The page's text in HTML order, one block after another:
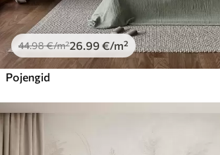
44.98€/m²26 .99 €/m²
Pojengid